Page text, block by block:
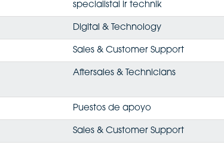
specialistai ir technik
Digital & Technology
Sales & Customer Support
Aftersales & Technicians
Puestos de apoyo
Sales & Customer Support